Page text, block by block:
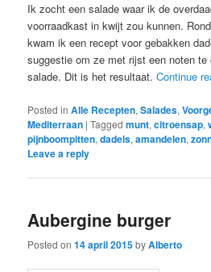
Ik zocht een salade waar ik de
voorraadkast in kwijt zou kunnen.
kwam ik een recept voor gebakken
suggestie om ze met rijst een noten te
salade. Dit is het resultaat.Continue
Posted in Alle Recepten,Salades,
Mediterraan |Tagged munt,citroensap,
pijnboompitten,dadels,amandelen,
Leave a reply
Aubergine burger
Posted on14 april 2015byAlberto